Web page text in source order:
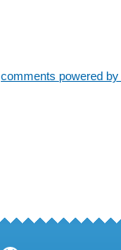
comments powered